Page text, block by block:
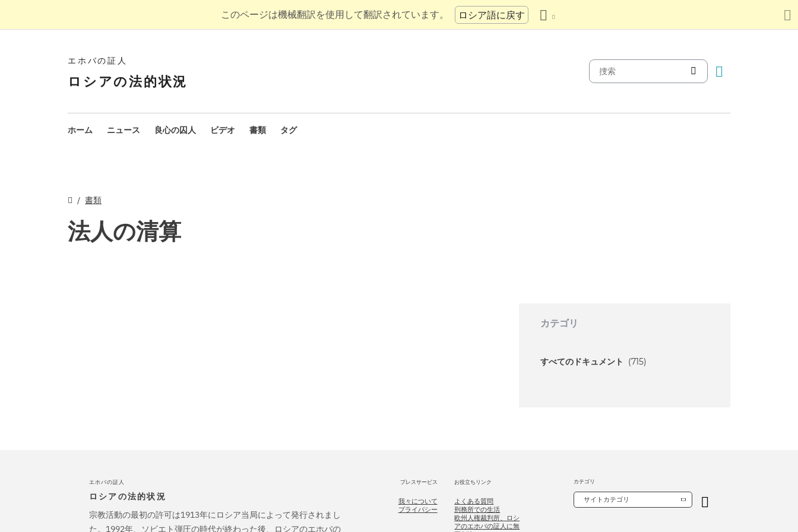
このページは機械翻訳を使用して翻訳されています。 ロシア語に戻す
エホバの証人
ロシアの法的状況
ホーム ニュース 良心の囚人 ビデオ 書類 タグ
書類
法人の清算
カテゴリ
すべてのドキュメント (715)
エホバの証人
ロシアの法的状況
宗教活動の最初の許可は1913年にロシア当局によって発行されまし
た。1992年、ソビエト弾圧の時代が終わった後、ロシアのエホバの
プレスサービス
我々について
プライバシー
お役立ちリンク
よくある質問
刑務所での生活
欧州人権裁判所、ロシ
アのエホバの証人に無
カテゴリ
サイトカテゴリ